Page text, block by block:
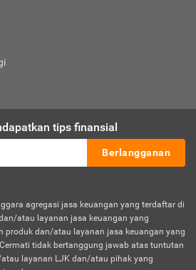
tips finansial
Berlangganan
agregasi jasa keuangan yang terdaftar di
atau layanan jasa keuangan yang
produk dan/atau layanan jasa keuangan yang
tidak bertanggung jawab atas tuntutan
layanan LJK dan/atau pihak yang